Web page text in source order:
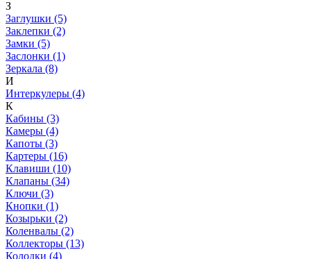
З
Заглушки (5)
Заклепки (2)
Замки (5)
Заслонки (1)
Зеркала (8)
И
Интеркулеры (4)
К
Кабины (3)
Камеры (4)
Капоты (3)
Картеры (16)
Клавиши (10)
Клапаны (34)
Ключи (3)
Кнопки (1)
Козырьки (2)
Коленвалы (2)
Коллекторы (13)
Колодки (4)